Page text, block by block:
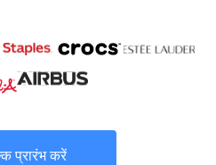
प्रारंभ करें